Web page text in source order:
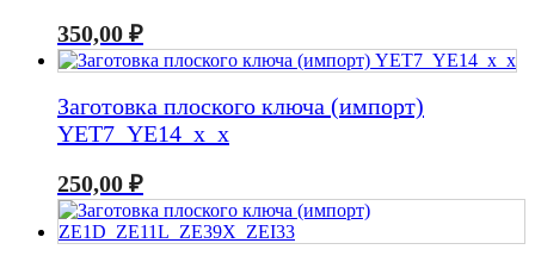
350,00 ₽
Заготовка плоского ключа (импорт)
YET7_YE14_x_x
250,00 ₽